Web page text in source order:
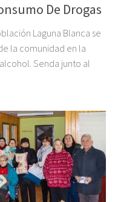
De Drogas
Laguna Blanca se
la comunidad en la
Senda junto al